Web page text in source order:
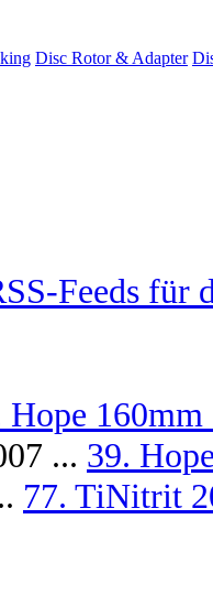
Disc Rotor & Adapter
Feeds für
Hope 160mm
... 39.
77. TiNitrit